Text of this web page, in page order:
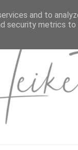
and to
security metrics